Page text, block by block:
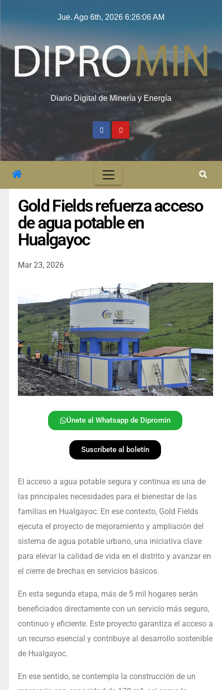
Jue. Ago 6th, 2026 6:26:06 AM
Diario Digital de Minería y Energía
Gold Fields refuerza acceso
de agua potable en
Hualgayoc
Mar 23, 2026
Únete al Whatsapp de Dipromin
Suscríbete al boletín
El acceso a agua potable segura y continua es una de
las principales necesidades para el bienestar de las
familias en Hualgayoc. En ese contexto, Gold Fields
ejecuta el proyecto de mejoramiento y ampliación del
sistema de agua potable urbano, una iniciativa clave
para elevar la calidad de vida en el distrito y avanzar en
el cierre de brechas en servicios básicos.
En esta segunda etapa, más de 5 mil hogares serán
beneficiados directamente con un servicio más seguro,
continuo y eficiente. Este proyecto garantiza el acceso a
un recurso esencial y contribuye al desarrollo sostenible
de Hualgayoc.
En ese sentido, se contempla la construcción de un